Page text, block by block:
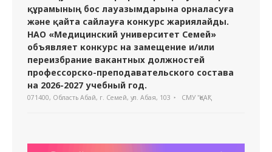
құрамының бос лауазымдарына орналасуға
және қайта сайлауға конкурс жариялайды.
НАО «Медицинский университет Семей»
объявляет конкурс на замещение и/или
переизбрание вакантных должностей
профессорско-преподавательского состава
на 2026-2027 учебный год.
071400, Область Абай, г. Семей, ул. Абая, 103 СМУ "ҚеАҚ"